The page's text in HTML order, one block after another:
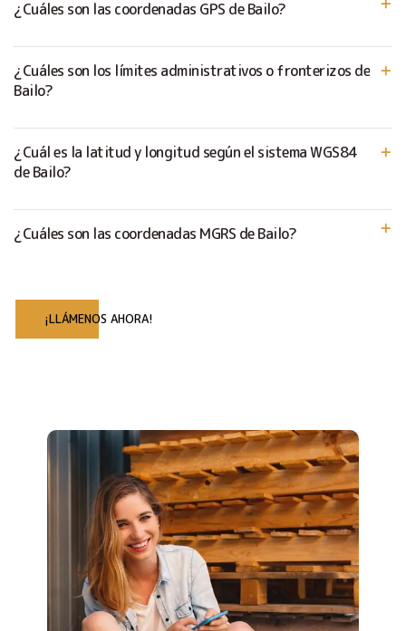
¿Cuáles son las coordenadas GPS de Bailo?
¿Cuáles son los límites administrativos o fronterizos de
Bailo?
¿Cuál es la latitud y longitud según el sistema WGS84
de Bailo?
¿Cuáles son las coordenadas MGRS de Bailo?
¡LLÁMENOS AHORA!